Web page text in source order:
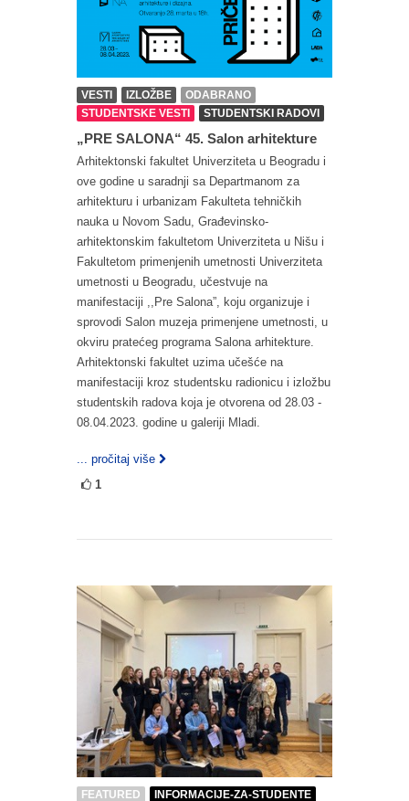
VESTI IZLOŽBE
ODABRANO
STUDENTSKE VESTI
STUDENTSKI RADOVI
„PRE SALONA“ 45. Salon arhitekture
Arhitektonski fakultet Univerziteta u Beogradu i
ove godine u saradnji sa Departmanom za
arhitekturu i urbanizam Fakulteta tehničkih
nauka u Novom Sadu, Građevinsko-
arhitektonskim fakultetom Univerziteta u Nišu i
Fakultetom primenjenih umetnosti Univerziteta
umetnosti u Beogradu, učestvuje na
manifestaciji ,,Pre Salona”, koju organizuje i
sprovodi Salon muzeja primenjene umetnosti, u
okviru pratećeg programa Salona arhitekture.
Arhitektonski fakultet uzima učešće na
manifestaciji kroz studentsku radionicu i izložbu
studentskih radova koja je otvorena od 28.03 -
08.04.2023. godine u galeriji Mladi.
... pročitaj više
1
FEATURED
INFORMACIJE-ZA-STUDENTE